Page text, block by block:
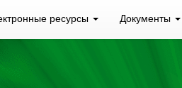
ресурсы Документы